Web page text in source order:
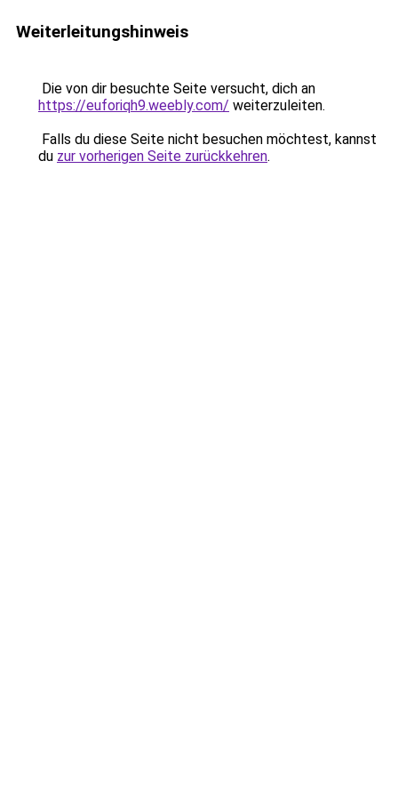
Weiterleitungshinweis
Die von dir besuchte Seite versucht, dich an
https://euforiqh9.weebly.com/ weiterzuleiten.
Falls du diese Seite nicht besuchen möchtest, kannst
du zur vorherigen Seite zurückkehren.